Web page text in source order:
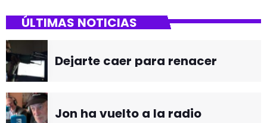
ÚLTIMAS NOTICIAS
Dejarte caer para renacer
Jon ha vuelto a la radio